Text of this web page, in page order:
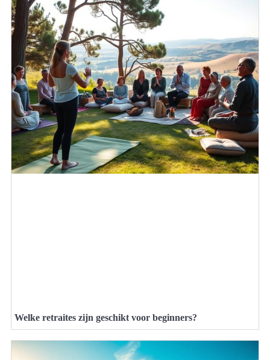
Welke retraites zijn geschikt voor beginners?